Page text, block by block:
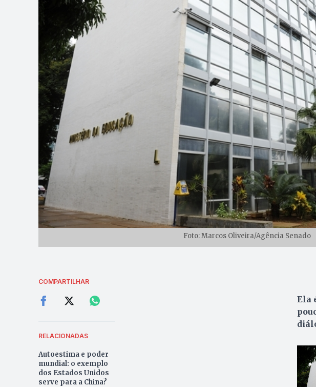
Foto: Marcos Oliveira/Agência Senado
COMPARTILHAR
RELACIONADAS
Autoestima e poder
mundial: o exemplo
dos Estados Unidos
serve para a China?
Ela